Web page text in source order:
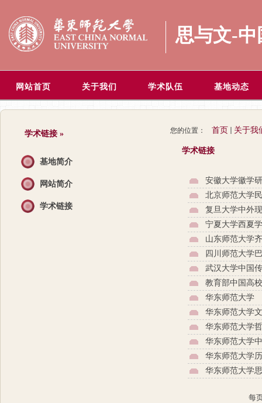
思与文-
网站首页 关于我们 学术队伍 基地动态
学术链接 »
基地简介
网站简介
学术链接
您的位置： 首页 关于我
学术链接
安徽大学徽学
北京师范大学
复旦大学中外
宁夏大学西夏
山东师范大学
四川师范大学
武汉大学中国
教育部中国高
华东师范大学
华东师范大学
华东师范大学
华东师范大学
华东师范大学
华东师范大学
每